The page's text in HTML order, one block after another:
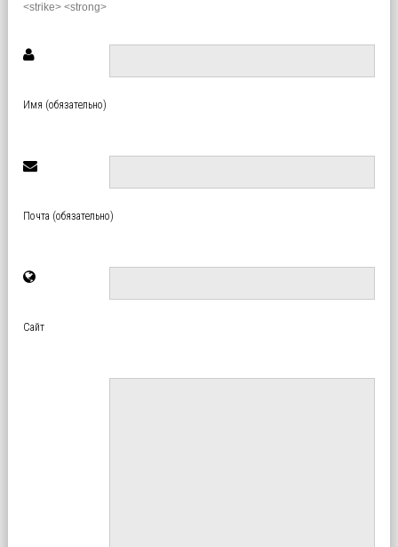
<strike> <strong>
Имя (обязательно)
Почта (обязательно)
Сайт